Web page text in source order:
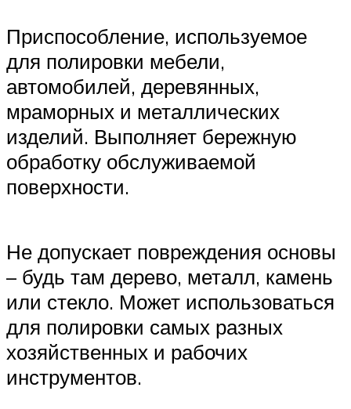
Приспособление, используемое
для полировки мебели,
автомобилей, деревянных,
мраморных и металлических
изделий. Выполняет бережную
обработку обслуживаемой
поверхности.
Не допускает повреждения основы
– будь там дерево, металл, камень
или стекло. Может использоваться
для полировки самых разных
хозяйственных и рабочих
инструментов.